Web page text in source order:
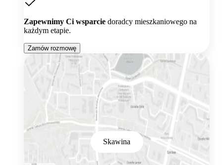
Zapewnimy Ci wsparcie doradcy mieszkaniowego na
każdym etapie.
Zamów rozmowę
Skawina